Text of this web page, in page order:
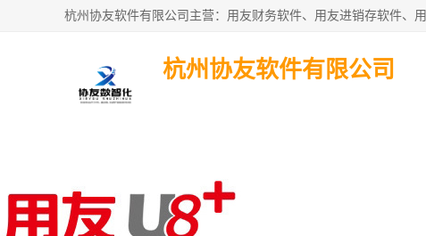
杭州协友软件有限公司